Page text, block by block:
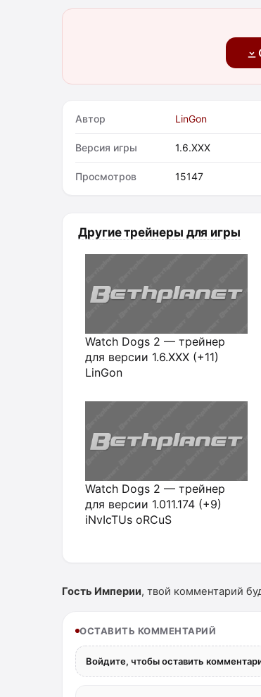
Автор LinGon
Версия игры 1.6.XXX
Просмотров 15147
Другие трейнеры для игры
Watch Dogs 2 — трейнер
для версии 1.6.XXX (+11)
LinGon
Watch Dogs 2 — трейнер
для версии 1.011.174 (+9)
iNvIcTUs oRCuS
Гость Империи, твой комментарий
ОСТАВИТЬ КОММЕНТАРИЙ
Войдите, чтобы оставить